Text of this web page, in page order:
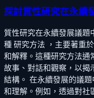
探討質性研究在永續
質性研究在永續發展議題
種 研究方法 ，主要著重
和解釋。這種研究方法通
故事、對話和觀察，以揭
結構。 在永續發展的議
和理解。例如，透過對社